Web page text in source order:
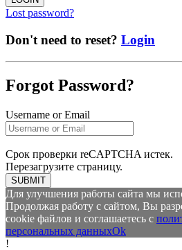
Lost password?
Don't need to reset? Login
Forgot Password?
Username or Email
Срок проверки reCAPTCHA истек.
Перезагрузите страницу.
SUBMIT
Для улучшения работы сайта мы
Продолжая работу с сайтом, Вы
cookie файлов и соглашаетесь с
персональных данныхOk
!